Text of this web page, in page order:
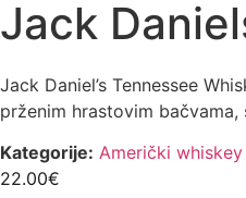
Jack
Jack Daniel’s Tennessee
prženim hrastovim
Kategorije: Američki
22.00€